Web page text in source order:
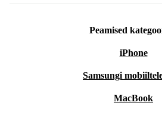
Peamised
iPhone
Samsungi
MacBook